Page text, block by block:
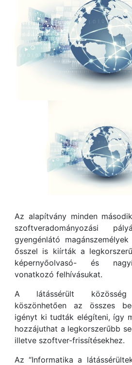
Az alapítvány minden
szoftveradományozási
gyengénlátó
ősszel is kiírták a
képernyőolvasó- és
vonatkozó felhívásukat.
A látássérült közösség
köszönhetően az összes
igényt ki tudták elégíteni, így
hozzájuthat a legkorszerűbb
illetve szoftver-frissítésekhez.
Az “Informatika a